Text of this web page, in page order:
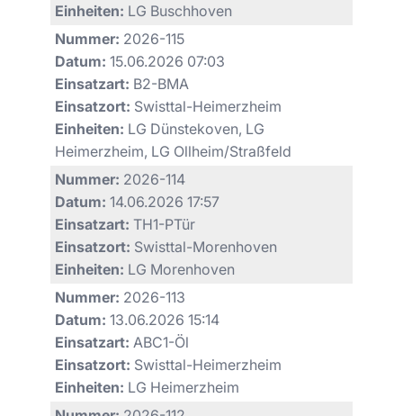
Einheiten: LG Buschhoven
Nummer: 2026-115
Datum: 15.06.2026 07:03
Einsatzart: B2-BMA
Einsatzort: Swisttal-Heimerzheim
Einheiten: LG Dünstekoven, LG
Heimerzheim, LG Ollheim/Straßfeld
Nummer: 2026-114
Datum: 14.06.2026 17:57
Einsatzart: TH1-PTür
Einsatzort: Swisttal-Morenhoven
Einheiten: LG Morenhoven
Nummer: 2026-113
Datum: 13.06.2026 15:14
Einsatzart: ABC1-Öl
Einsatzort: Swisttal-Heimerzheim
Einheiten: LG Heimerzheim